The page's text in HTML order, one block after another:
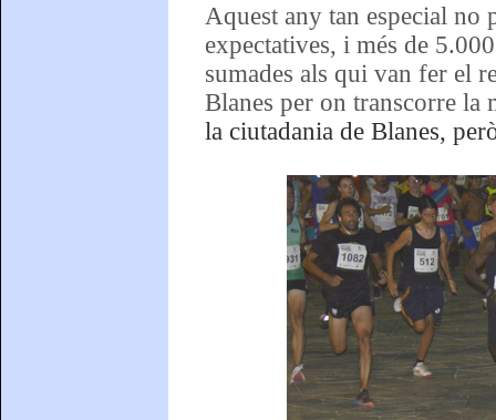
Aquest any tan especial no
expectatives, i més de
sumades als qui van fer el
Blanes per on transcorre la
la ciutadania de Blanes,